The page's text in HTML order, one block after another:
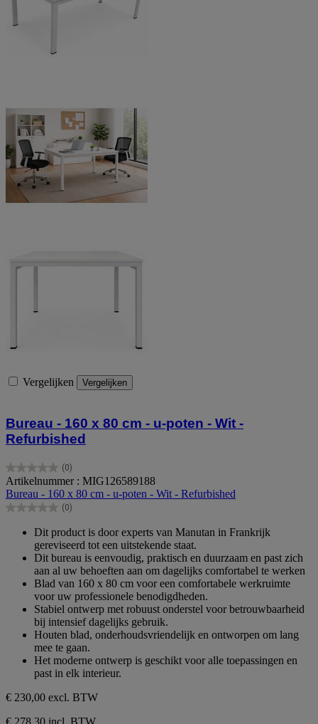
Vergelijken Vergelijken
Bureau - 160 x 80 cm - u-poten - Wit -
Refurbished
(0)
0.0
van
de
5
Artikelnummer : MIG126589188
Bureau - 160 x 80 cm - u-poten - Wit - Refurbished
(0)
0.0
sterren.
Dit product is door experts van Manutan in Frankrijk
gereviseerd tot een uitstekende staat.
Dit bureau is eenvoudig, praktisch en duurzaam en past zich
aan al uw behoeften aan om dagelijks comfortabel te werken
Blad van 160 x 80 cm voor een comfortabele werkruimte
voor uw professionele benodigdheden.
Stabiel ontwerp met robuust onderstel voor betrouwbaarheid
bij intensief dagelijks gebruik.
Houten blad, onderhoudsvriendelijk en ontworpen om lang
mee te gaan.
Het moderne ontwerp is geschikt voor alle toepassingen en
past in elk interieur.
€ 230,00 excl. BTW
€ 278,30 incl. BTW